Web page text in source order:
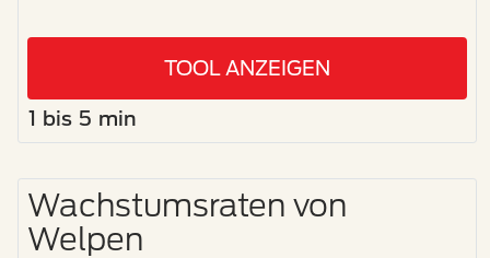
TOOL ANZEIGEN
1 bis 5 min
Wachstumsraten von
Welpen